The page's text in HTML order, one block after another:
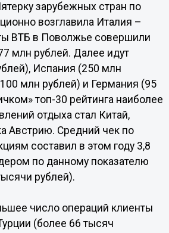
зарубежных стран по
возглавила Италия –
ВТБ в Поволжье совершили
млн рублей. Далее идут
Испания (250 млн
млн рублей) и Германия (95
топ-30 рейтинга наиболее
отдыха стал Китай,
Австрию. Средний чек по
составил в этом году 3,8
по данному показателю
рублей).
число операций клиенты
(более 66 тысяч